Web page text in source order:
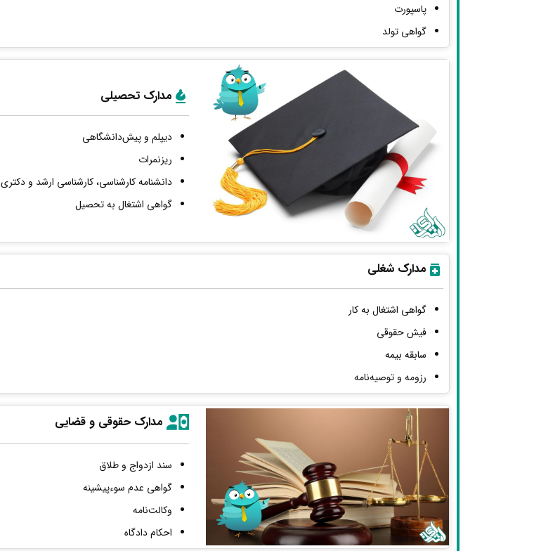
پاسپورت
گواهی تولد
مدارک تحصیلی
دیپلم و پیش‌دانشگاهی
ریزنمرات
دانشنامه کارشناسی، کارشناسی ارشد و دکتری
گواهی اشتغال به تحصیل
مدارک شغلی
گواهی اشتغال به کار
فیش حقوقی
سابقه بیمه
رزومه و توصیه‌نامه
مدارک حقوقی و قضایی
سند ازدواج و طلاق
گواهی عدم سوءپیشینه
وکالت‌نامه
احکام دادگاه